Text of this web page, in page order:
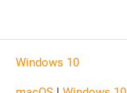
Windows 10